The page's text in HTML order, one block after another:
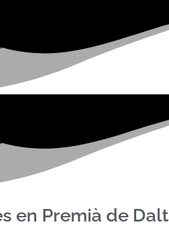
en Premià de Dalt